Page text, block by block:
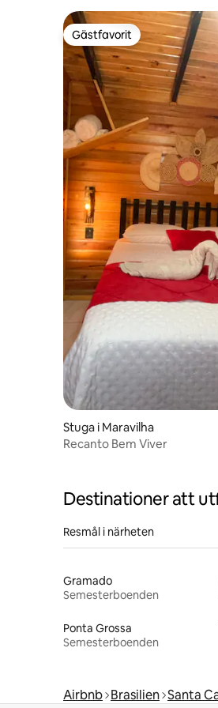
Gästfavorit
Gästfavorit
Stuga i Maravilha
Recanto Bem Viver
Destinationer att
Resmål i närheten
Gramado
Semesterboenden
Ponta Grossa
Semesterboenden
Airbnb Brasilien Santa